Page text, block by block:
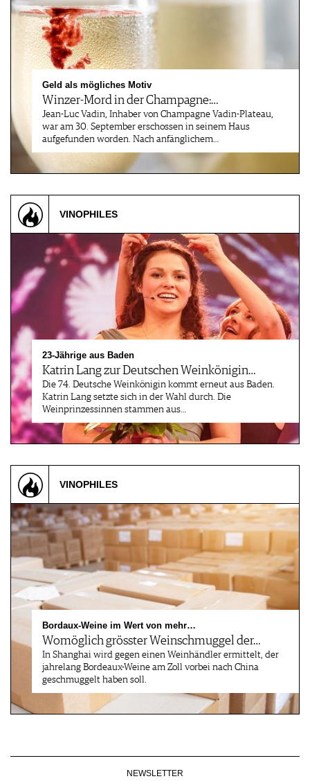
Geld als mögliches Motiv
Winzer-Mord in der Champagne:…
Jean-Luc Vadin, Inhaber von Champagne Vadin-Plateau,
war am 30. September erschossen in seinem Haus
aufgefunden worden. Nach anfänglichem…
VINOPHILES
23-Jährige aus Baden
Katrin Lang zur Deutschen Weinkönigin…
Die 74. Deutsche Weinkönigin kommt erneut aus Baden.
Katrin Lang setzte sich in der Wahl durch. Die
Weinprinzessinnen stammen aus…
VINOPHILES
Bordaux-Weine im Wert von mehr…
Womöglich grösster Weinschmuggel der…
In Shanghai wird gegen einen Weinhändler ermittelt, der
jahrelang Bordeaux-Weine am Zoll vorbei nach China
geschmuggelt haben soll.
NEWSLETTER